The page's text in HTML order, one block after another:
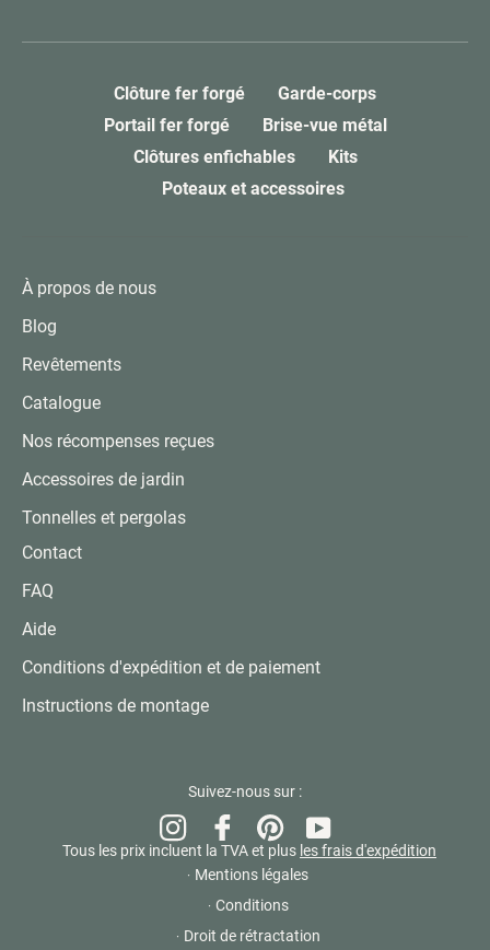
Clôture fer forgé
Garde-corps
Portail fer forgé
Brise-vue métal
Clôtures enfichables
Kits
Poteaux et accessoires
À propos de nous
Blog
Revêtements
Catalogue
Nos récompenses reçues
Accessoires de jardin
Tonnelles et pergolas
Contact
FAQ
Aide
Conditions d'expédition et de paiement
Instructions de montage
Suivez-nous sur :
InstagramFacebookPinterestYouTube
Tous les prix incluent la TVA et plus les frais d'expédition
Mentions légales
Conditions
Droit de rétractation